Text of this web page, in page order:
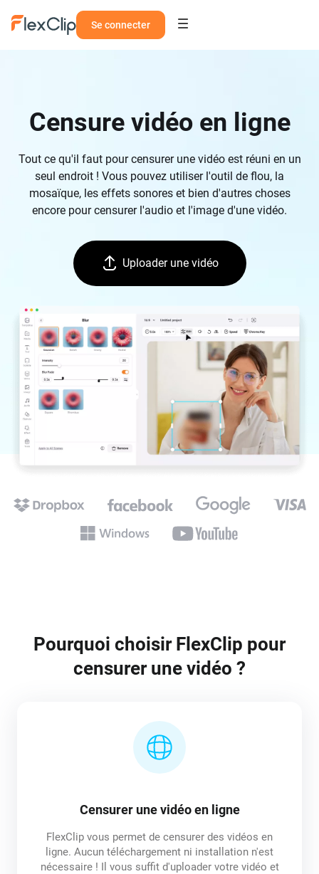
Se connecter
Censure vidéo en ligne
Tout ce qu'il faut pour censurer une vidéo est réuni en un
seul endroit ! Vous pouvez utiliser l'outil de flou, la
mosaïque, les effets sonores et bien d'autres choses
encore pour censurer l'audio et l'image d'une vidéo.
Uploader une vidéo
Pourquoi choisir FlexClip pour
censurer une vidéo ?
Censurer une vidéo en ligne
FlexClip vous permet de censurer des vidéos en
ligne. Aucun téléchargement ni installation n'est
nécessaire ! Il vous suffit d'uploader votre vidéo et